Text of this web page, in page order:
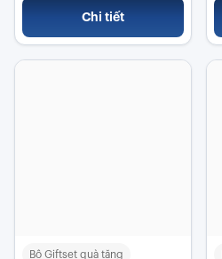
Chi tiết
Bộ Giftset quà tặng